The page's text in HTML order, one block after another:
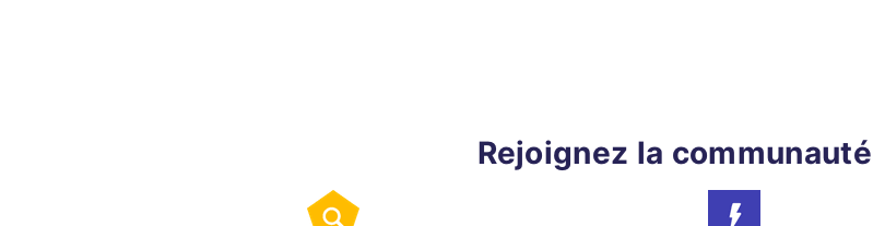
Rejoignez la communauté